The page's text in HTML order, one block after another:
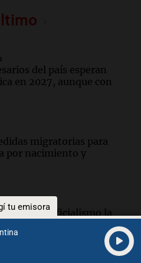
tu emisora
del país esperan
en 2027, aunque con
migratorias para
por nacimiento y
que el oficialismo la
la ley de propiedad